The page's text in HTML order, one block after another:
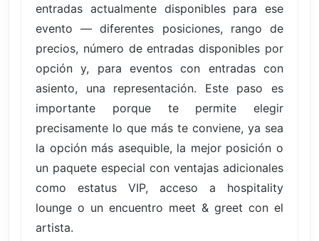
entradas actualmente disponibles para ese
evento — diferentes posiciones, rango de
precios, número de entradas disponibles por
opción y, para eventos con entradas con
asiento, una representación. Este paso es
importante porque te permite elegir
precisamente lo que más te conviene, ya sea
la opción más asequible, la mejor posición o
un paquete especial con ventajas adicionales
como estatus VIP, acceso a hospitality
lounge o un encuentro meet & greet con el
artista.